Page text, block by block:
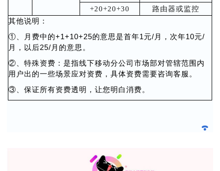
+20+20+30
路由器或监控
其他说明：
①、月费中的+1+10+25的意思是首年1元/月，次年10元/
月，以后25/月的意思。
②、特殊资费：是指线下移动分公司市场部对管辖范围内
用户出的一些场景应对资费，具体资费需要咨询客服。
③、保证所有资费透明，让您明白消费。